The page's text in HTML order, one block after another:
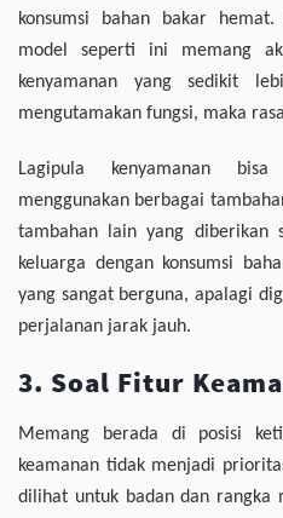
konsumsi bahan bakar
model seperti ini memang
kenyamanan yang sedikit
mengutamakan fungsi, maka
Lagipula kenyamanan
menggunakan berbagai
tambahan lain yang diberikan
keluarga dengan konsumsi
yang sangat berguna, apalagi
perjalanan jarak jauh.
3. Soal Fitur
Memang berada di posisi
keamanan tidak menjadi
dilihat untuk badan dan rangka